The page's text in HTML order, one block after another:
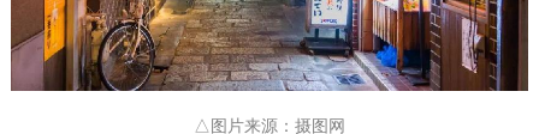
△图片来源：摄图网